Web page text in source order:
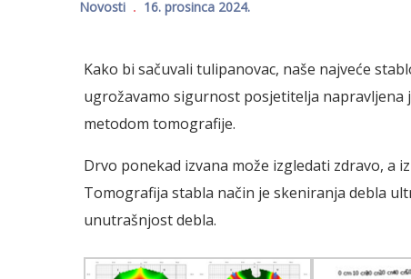
Novosti 16. prosinca 2024.
Kako bi sačuvali tulipanovac, naše najveće
ugrožavamo sigurnost posjetitelja napravljena
metodom tomografije.
Drvo ponekad izvana može izgledati zdravo, a
Tomografija stabla način je skeniranja debla
unutrašnjost debla.